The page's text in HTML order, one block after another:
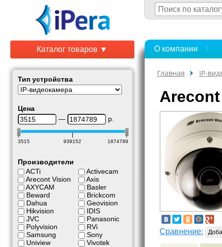
Каталог товаров ▼
Тип устройства
Цена
—
р.
3515 939152 1874789
Производители
ACTi
Arecont Vision
AXYCAM
Beward
Dahua
Hikvision
JVC
Polyvision
Samsung
Uniview
Activecam
Axis
Basler
Brickcom
Geovision
IDIS
Panasonic
RVi
Sony
Vivotek
О компании
Главная IP-
Сравнение: